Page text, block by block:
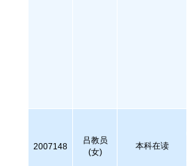
2007148
吕教员
(女)
本科在读